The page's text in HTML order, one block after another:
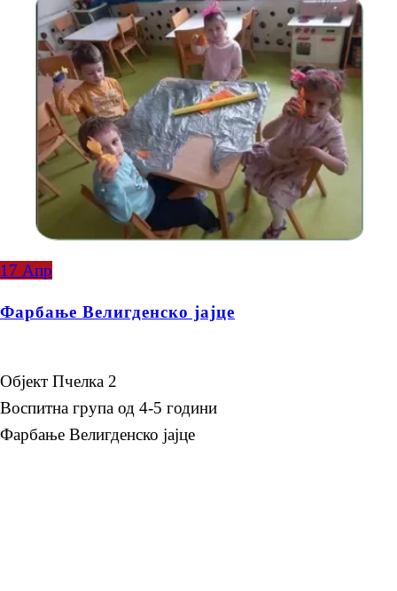
17 Апр
Фарбање Велигденско јајце
Објект Пчелка 2
Воспитна група од 4-5 години
Фарбање Велигденско јајце